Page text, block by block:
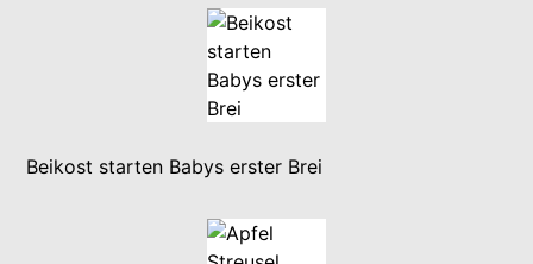
Beikost starten Babys erster Brei